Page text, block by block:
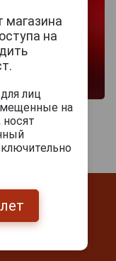
магазина
на
лиц
на
носят